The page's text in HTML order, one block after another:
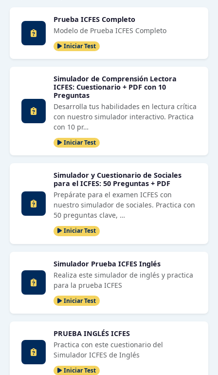
Prueba ICFES Completo
Modelo de Prueba ICFES Completo
Iniciar Test
Simulador de Comprensión Lectora
ICFES: Cuestionario + PDF con 10
Preguntas
Desarrolla tus habilidades en lectura crítica
con nuestro simulador interactivo. Practica
con 10 pr…
Iniciar Test
Simulador y Cuestionario de Sociales
para el ICFES: 50 Preguntas + PDF
Prepárate para el examen ICFES con
nuestro simulador de sociales. Practica con
50 preguntas clave, …
Iniciar Test
Simulador Prueba ICFES Inglés
Realiza este simulador de inglés y practica
para la prueba ICFES
Iniciar Test
PRUEBA INGLÉS ICFES
Practica con este cuestionario del
Simulador ICFES de Inglés
Iniciar Test